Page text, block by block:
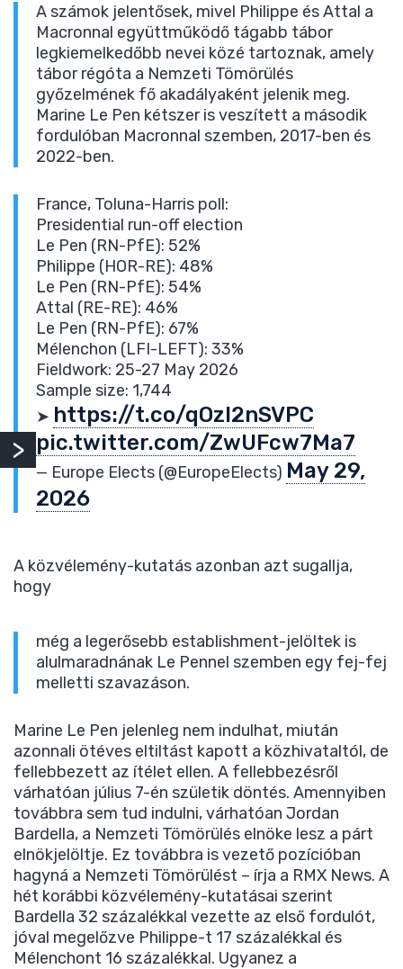
A számok jelentősek, mivel Philippe és Attal a
Macronnal együttműködő tágabb tábor
legkiemelkedőbb nevei közé tartoznak, amely
tábor régóta a Nemzeti Tömörülés
győzelmének fő akadályaként jelenik meg.
Marine Le Pen kétszer is veszített a második
fordulóban Macronnal szemben, 2017-ben és
2022-ben.
France, Toluna-Harris poll:
Presidential run-off election
Le Pen (RN-PfE): 52%
Philippe (HOR-RE): 48%
Le Pen (RN-PfE): 54%
Attal (RE-RE): 46%
Le Pen (RN-PfE): 67%
Mélenchon (LFI-LEFT): 33%
Fieldwork: 25-27 May 2026
Sample size: 1,744
➤ https://t.co/qOzl2nSVPC
pic.twitter.com/ZwUFcw7Ma7
— Europe Elects (@EuropeElects) May 29,
2026
A közvélemény-kutatás azonban azt sugallja,
hogy
még a legerősebb establishment-jelöltek is
alulmaradnának Le Pennel szemben egy fej-fej
melletti szavazáson.
Marine Le Pen jelenleg nem indulhat, miután
azonnali ötéves eltiltást kapott a közhivataltól, de
fellebbezett az ítélet ellen. A fellebbezésről
várhatóan július 7-én születik döntés. Amennyiben
továbbra sem tud indulni, várhatóan Jordan
Bardella, a Nemzeti Tömörülés elnöke lesz a párt
elnökjelöltje. Ez továbbra is vezető pozícióban
hagyná a Nemzeti Tömörülést – írja a RMX News. A
hét korábbi közvélemény-kutatásai szerint
Bardella 32 százalékkal vezette az első fordulót,
jóval megelőzve Philippe-t 17 százalékkal és
Mélenchont 16 százalékkal. Ugyanez a